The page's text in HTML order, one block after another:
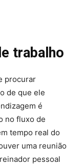
trabalho
procurar
de que ele
é
no fluxo de
tempo real do
uma reunião
pessoal